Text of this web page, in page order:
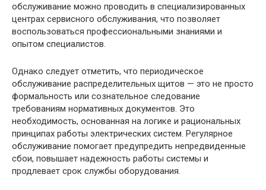
обслуживание можно проводить в специализированных
центрах сервисного обслуживания, что позволяет
воспользоваться профессиональными знаниями и
опытом специалистов.
Однако следует отметить, что периодическое
обслуживание распределительных щитов — это не просто
формальность или сознательное следование
требованиям нормативных документов. Это
необходимость, основанная на логике и рациональных
принципах работы электрических систем. Регулярное
обслуживание помогает предупредить непредвиденные
сбои, повышает надежность работы системы и
продлевает срок службы оборудования.